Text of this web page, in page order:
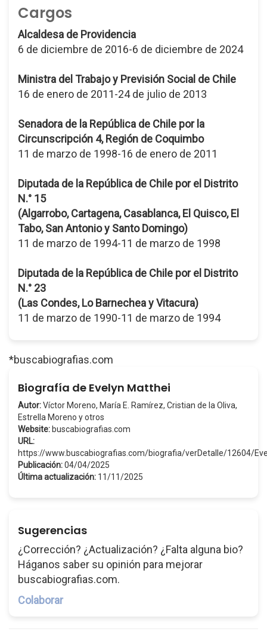
Cargos
Alcaldesa de Providencia
6 de diciembre de 2016-6 de diciembre de 2024
Ministra del Trabajo y Previsión Social de Chile
16 de enero de 2011-24 de julio de 2013
Senadora de la República de Chile por la
Circunscripción 4, Región de Coquimbo
11 de marzo de 1998-16 de enero de 2011
Diputada de la República de Chile por el Distrito
N.° 15
(Algarrobo, Cartagena, Casablanca, El Quisco, El
Tabo, San Antonio y Santo Domingo)
11 de marzo de 1994-11 de marzo de 1998
Diputada de la República de Chile por el Distrito
N.° 23
(Las Condes, Lo Barnechea y Vitacura)
11 de marzo de 1990-11 de marzo de 1994
*buscabiografias.com
Biografía de Evelyn Matthei
Autor:Víctor Moreno, María E. Ramírez, Cristian de la Oliva,
Estrella Moreno y otros
Website: buscabiografias.com
URL:
https://www.buscabiografias.com/biografia/verDetalle/12604/
Publicación:04/04/2025
Última actualización: 11/11/2025
Sugerencias
¿Corrección? ¿Actualización? ¿Falta alguna bio?
Háganos saber su opinión para mejorar
buscabiografias.com.
Colaborar